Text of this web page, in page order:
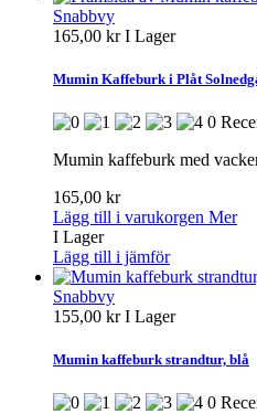
Snabbvy
165,00 krI Lager
Mumin Kaffeburk i Plåt
0
Mumin kaffeburk med
165,00 kr
Lägg till i varukorgen Mer
I Lager
Lägg till i jämför
Snabbvy
155,00 krI Lager
Mumin kaffeburk strandtur, blå
0